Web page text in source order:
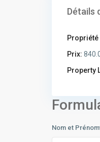
Détails
Propriété
Prix:
Property
Nom et